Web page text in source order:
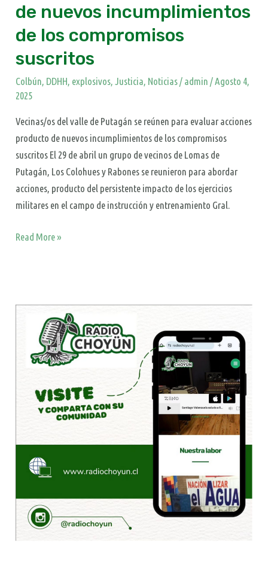
de nuevos incumplimientos
de los compromisos
suscritos
Colbún DDHH explosivos Justicia Noticias / admin / Agosto 4,
2025
Vecinas/os del valle de Putagán se reúnen para evaluar acciones
producto de nuevos incumplimientos de los compromisos
suscritos El 29 de abril un grupo de vecinos de Lomas de
Putagán, Los Colohues y Rabones se reunieron para abordar
acciones, producto del persistente impacto de los ejercicios
militares en el campo de instrucción y entrenamiento Gral.
compromisos
suscritos
Read More »